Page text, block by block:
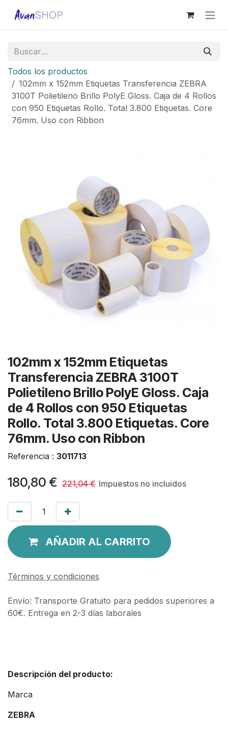
Todos los productos
102mm x 152mm Etiquetas Transferencia ZEBRA
3100T Polietileno Brillo PolyE Gloss. Caja de 4 Rollos
con 950 Etiquetas Rollo. Total 3.800 Etiquetas. Core
76mm. Uso con Ribbon
102mm x 152mm Etiquetas
Transferencia ZEBRA 3100T
Polietileno Brillo PolyE Gloss. Caja
de 4 Rollos con 950 Etiquetas
Rollo. Total 3.800 Etiquetas. Core
76mm. Uso con Ribbon
Referencia : 3011713
180,80 € 221,04€ Impuestos no incluidos
AÑADIR AL CARRITO
Términos y condiciones
Envío: Transporte Gratuito para pedidos superiores a
60€. Entrega en 2-3 días laborales
Descripción del producto:
Marca
ZEBRA